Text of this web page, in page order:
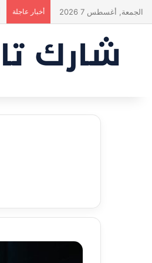
الجمعة, أغسطس 7 2026 أخبار عاجلة